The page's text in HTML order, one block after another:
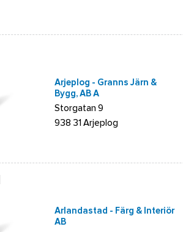
Arjeplog - Granns Järn &
Bygg, AB A
Storgatan 9
938 31 Arjeplog
Arlandastad - Färg & Interiör
AB